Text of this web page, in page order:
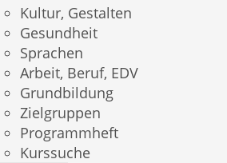
Kultur, Gestalten
Gesundheit
Sprachen
Arbeit, Beruf, EDV
Grundbildung
Zielgruppen
Programmheft
Kurssuche